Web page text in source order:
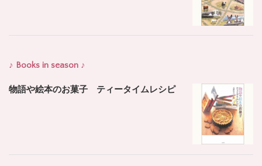
♪ Books in season ♪
物語や絵本のお菓子 ティータイムレシピ